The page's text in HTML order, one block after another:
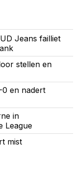
Jeans failliet
stellen en
0 en nadert
in
League
mist